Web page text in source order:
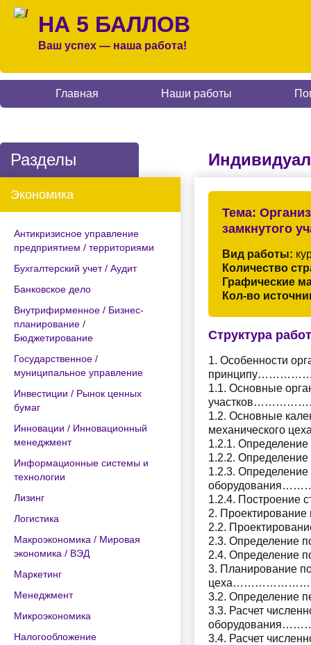
НА 5 БАЛЛОВ
Ваш успех — наша работа!
Главная Наши работы
Разделы
Экономика
Антикризисное управление
предприятием / территориями
Бухгалтерский учет / Аудит
Банковское дело
Внутрифирменное / Бизнес-
планирование /
Бюджетирование
Государственное /
муниципальное управление
Инвестиции / Рынок ценных
бумаг
Инновации / Инновационный
менеджмент
Информационные системы и
технологии
Лизинг
Логистика
Макроэкономика / Мировая
экономика / ВЭД
Маркетинг
Менеджмент
Микроэкономика
Налогообложение
Тема:
замкнутого
Вид работы:
Количество
Графические
Кол-во
Структура
1. Особенности
1.1. Основные
1.2. Основные
1.2.1.
1.2.2.
1.2.3. Определение
1.2.4.
2.
2.2.
2.3. Определение
2.4. Определение
3. Планирование
3.2. Определение
3.3. Расчет
3.4. Расчет